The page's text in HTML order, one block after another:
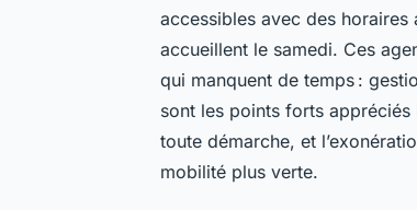
accessibles avec des horaires
accueillent le samedi. Ces
qui manquent de temps :
sont les points forts
toute démarche, et
mobilité plus verte.